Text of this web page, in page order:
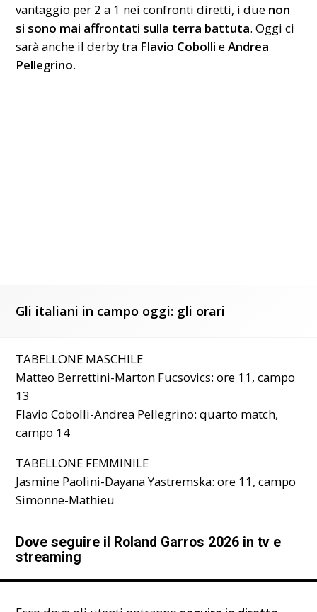
vantaggio per 2 a 1 nei confronti diretti, i due non
si sono mai affrontati sulla terra battuta. Oggi ci
sarà anche il derby tra Flavio CobollieAndrea
Pellegrino.
Gli italiani in campo oggi: gli orari
TABELLONE MASCHILE
Matteo Berrettini-Marton Fucsovics: ore 11, campo
13
Flavio Cobolli-Andrea Pellegrino: quarto match,
campo 14
TABELLONE FEMMINILE
Jasmine Paolini-Dayana Yastremska: ore 11, campo
Simonne-Mathieu
Dove seguire il Roland Garros 2026 in tv e
streaming